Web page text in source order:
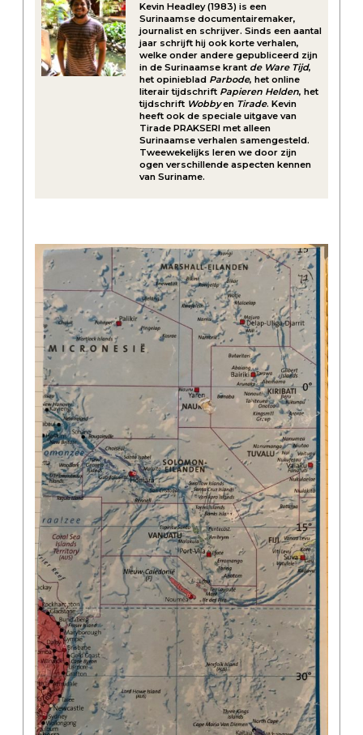
Kevin Headley (1983) is een
Surinaamse documentairemaker,
journalist en schrijver. Sinds een aantal
jaar schrijft hij ook korte verhalen,
welke onder andere gepubliceerd zijn
in de Surinaamse krant de Ware Tijd,
het opinieblad Parbode, het online
literair tijdschrift Papieren Helden, het
tijdschrift Wobbyen Tirade. Kevin
heeft ook de speciale uitgave van
Tirade PRAKSERI met alleen
Surinaamse verhalen samengesteld.
Tweewekelijks leren we door zijn
ogen verschillende aspecten kennen
van Suriname.